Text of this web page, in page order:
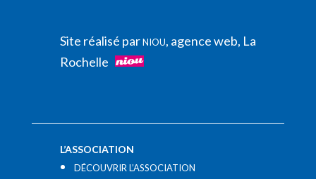
Site réalisé parNIOU, agence web, La
Rochelle
L’ASSOCIATION
DÉCOUVRIR L’ASSOCIATION